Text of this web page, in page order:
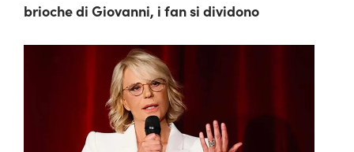
brioche di Giovanni, i fan si dividono